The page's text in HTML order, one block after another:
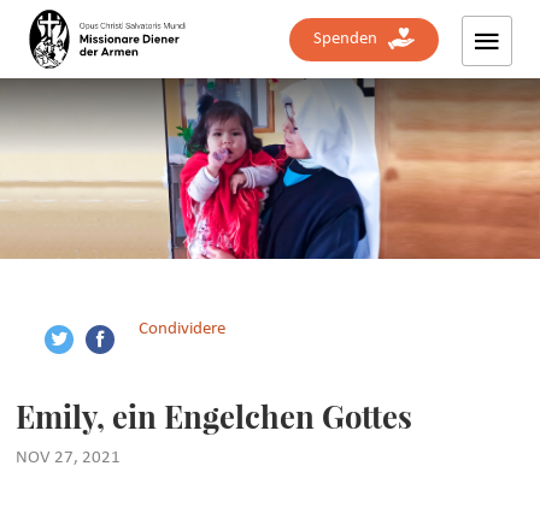
Spenden
Condividere
Emily, ein Engelchen Gottes
NOV 27, 2021